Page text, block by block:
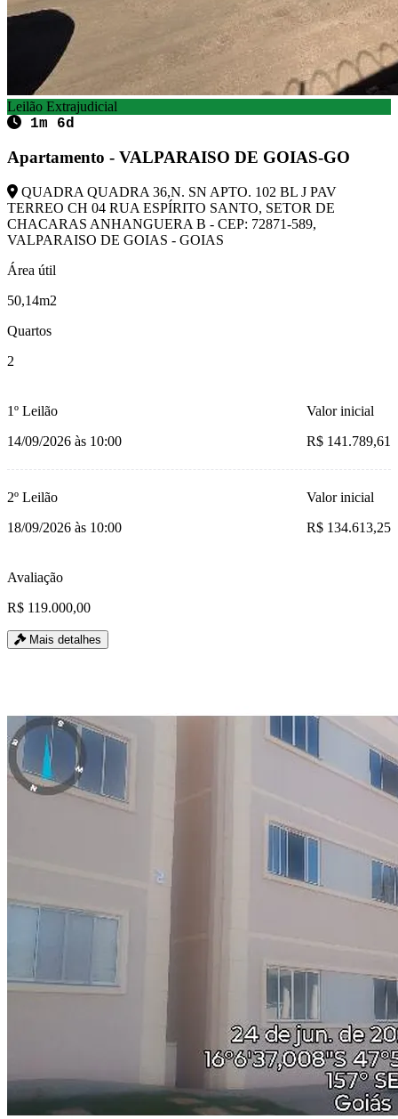
Leilão Extrajudicial
1m 6d
Apartamento - VALPARAISO DE GOIAS-GO
QUADRA QUADRA 36,N. SN APTO. 102 BL J PAV
TERREO CH 04 RUA ESPÍRITO SANTO, SETOR DE
CHACARAS ANHANGUERA B - CEP: 72871-589,
VALPARAISO DE GOIAS - GOIAS
Área útil
50,14m2
Quartos
2
1º Leilão
14/09/2026 às 10:00
Valor inicial
R$ 141.789,61
2º Leilão
18/09/2026 às 10:00
Valor inicial
R$ 134.613,25
Avaliação
R$ 119.000,00
Mais detalhes